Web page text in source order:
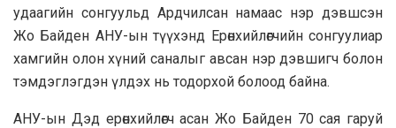
удаагийн сонгуульд Ардчилсан намаас нэр дэвшсэн
Жо Байден АНУ-ын түүхэнд Ерөнхийлөгчийн сонгуулиар
хамгийн олон хүний саналыг авсан нэр дэвшигч болон
тэмдэглэгдэн үлдэх нь тодорхой болоод байна.
АНУ-ын Дэд ерөнхийлөгч асан Жо Байден 70 сая гаруй